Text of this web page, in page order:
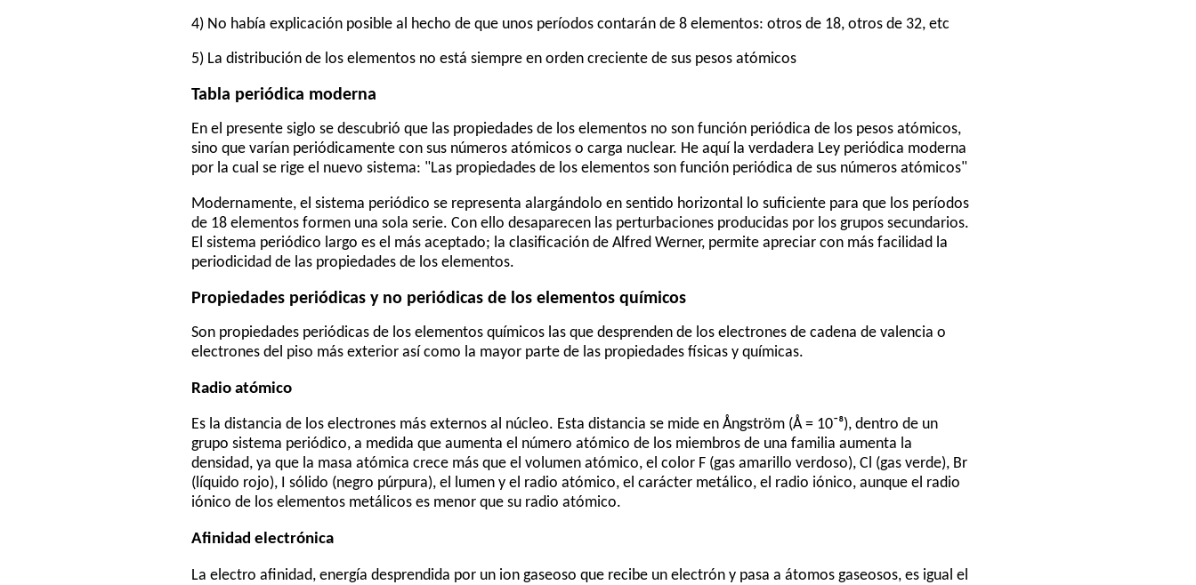
4) No había explicación posible al hecho de que unos períodos contarán de 8 elementos: otros de 18, otros de 32, etc
5) La distribución de los elementos no está siempre en orden creciente de sus pesos atómicos
Tabla periódica moderna
En el presente siglo se descubrió que las propiedades de los elementos no son función periódica de los pesos atómicos,
sino que varían periódicamente con sus números atómicos o carga nuclear. He aquí la verdadera Ley periódica moderna
por la cual se rige el nuevo sistema: "Las propiedades de los elementos son función periódica de sus números atómicos"
Modernamente, el sistema periódico se representa alargándolo en sentido horizontal lo suficiente para que los períodos
de 18 elementos formen una sola serie. Con ello desaparecen las perturbaciones producidas por los grupos secundarios.
El sistema periódico largo es el más aceptado; la clasificación de Alfred Werner, permite apreciar con más facilidad la
periodicidad de las propiedades de los elementos.
Propiedades periódicas y no periódicas de los elementos químicos
Son propiedades periódicas de los elementos químicos las que desprenden de los electrones de cadena de valencia o
electrones del piso más exterior así como la mayor parte de las propiedades físicas y químicas.
Radio atómico
Es la distancia de los electrones más externos al núcleo. Esta distancia se mide en Ångström (Å = 10⁻⁸), dentro de un
grupo sistema periódico, a medida que aumenta el número atómico de los miembros de una familia aumenta la
densidad, ya que la masa atómica crece más que el volumen atómico, el color F (gas amarillo verdoso), Cl (gas verde), Br
(líquido rojo), I sólido (negro púrpura), el lumen y el radio atómico, el carácter metálico, el radio iónico, aunque el radio
iónico de los elementos metálicos es menor que su radio atómico.
Afinidad electrónica
La electro afinidad, energía desprendida por un ion gaseoso que recibe un electrón y pasa a átomos gaseosos, es igual el